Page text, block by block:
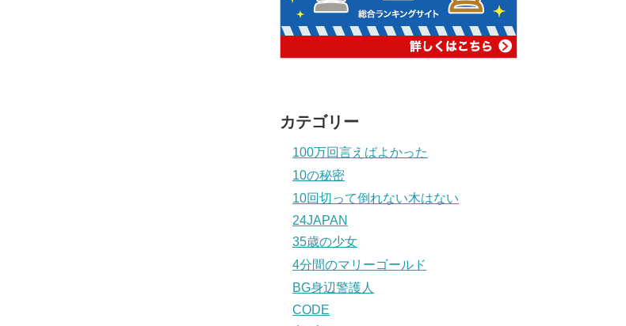
カテゴリー
100万回言えばよかった
10の秘密
10回切って倒れない木はない
24JAPAN
35歳の少女
4分間のマリーゴールド
BG身辺警護人
CODE